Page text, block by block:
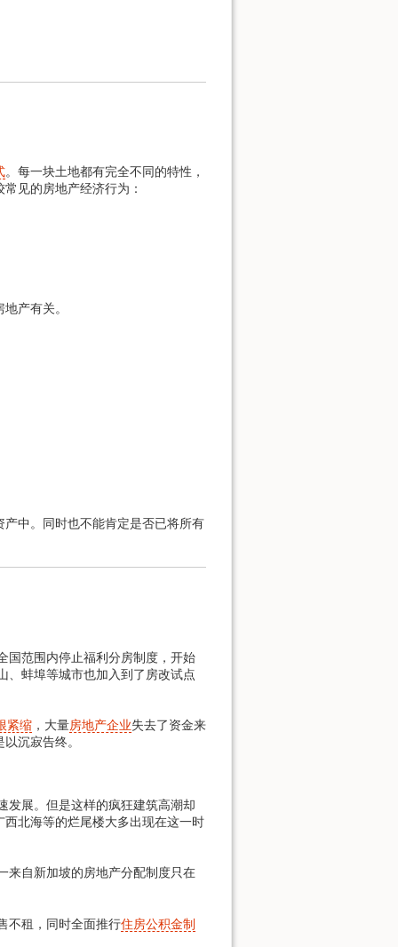
。每一块土地都有完全不同的特性，
见的房地产经济行为：
产有关。
产中。同时也不能肯定是否已将所有
范围内停止福利分房制度，开始
、蚌埠等城市也加入到了房改试点
紧缩 ，大量房地产企业失去了资金来
沉寂告终。
发展。但是这样的疯狂建筑高潮却
西北海等的烂尾楼大多出现在这一时
来自新加坡的房地产分配制度只在
租，同时全面推行住房公积金制